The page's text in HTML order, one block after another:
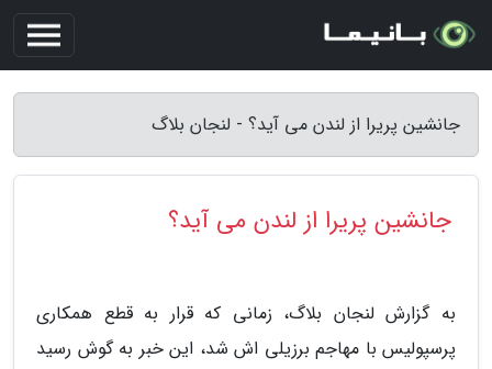
جانشین پریرا از لندن می آید؟ - لنجان بلاگ
جانشین پریرا از لندن می آید؟
به گزارش لنجان بلاگ، زمانی که قرار به قطع همکاری
پرسپولیس با مهاجم برزیلی اش شد، این خبر به گوش رسید